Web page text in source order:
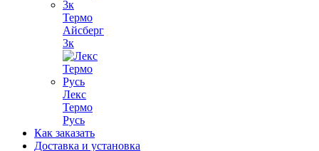
Термо
Айсберг
3к
Лекс
Термо
Русь
Как заказать
Доставка и установка